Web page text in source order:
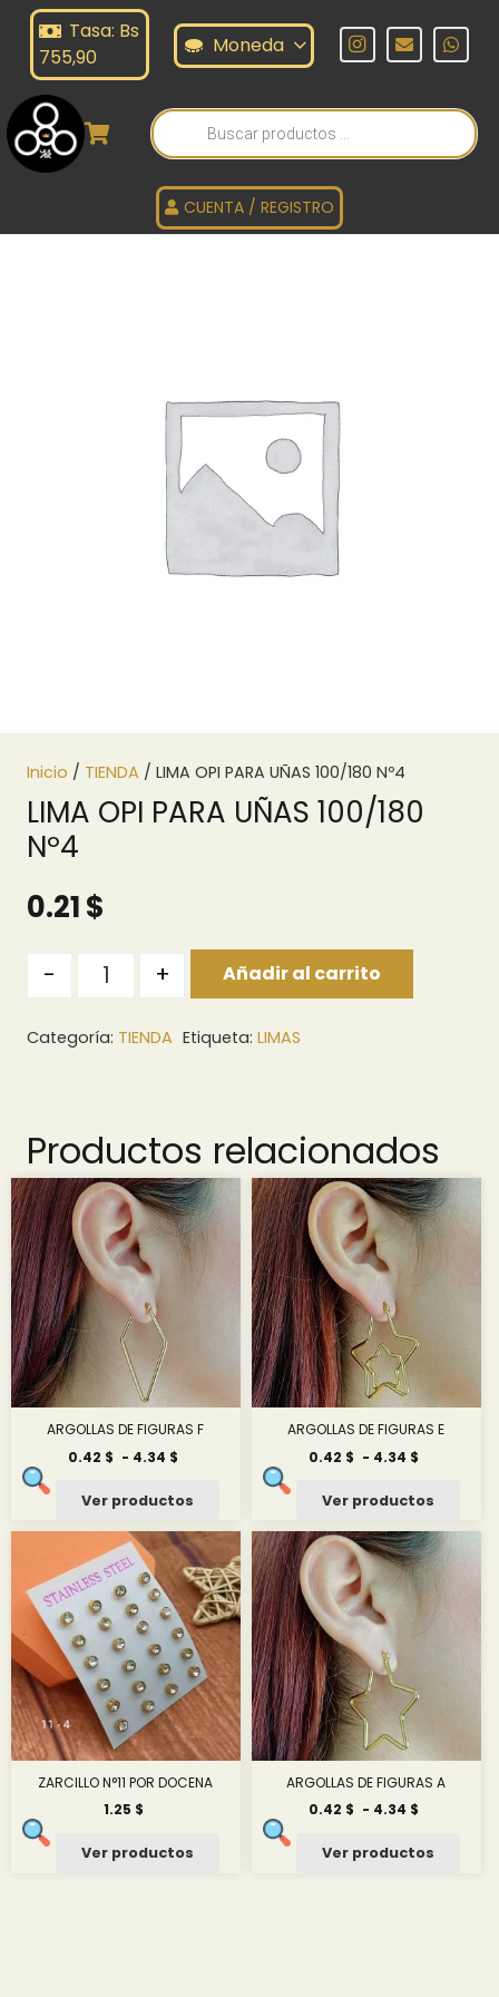
Tasa: Bs
755,90
Moneda
Búsqueda
de
productos
CUENTA / REGISTRO
Inicio / TIENDA / LIMA OPI PARA UÑAS 100/180 Nº4
LIMA OPI PARA UÑAS 100/180
Nº4
0.21$
- + Añadir al carrito
Categoría: TIENDA Etiqueta: LIMAS
Productos relacionados
ARGOLLAS DE FIGURAS F
0.42 $ - 4.34 $
desde
0.42 $
hasta
4.34 $
Ver productos
ARGOLLAS DE FIGURAS E
0.42 $ - 4.34 $
desde
0.42 $
hasta
4.34 $
Ver productos
ZARCILLO N°11 POR DOCENA
1.25 $
Ver productos
ARGOLLAS DE FIGURAS A
0.42 $ - 4.34 $
desde
Ver productos